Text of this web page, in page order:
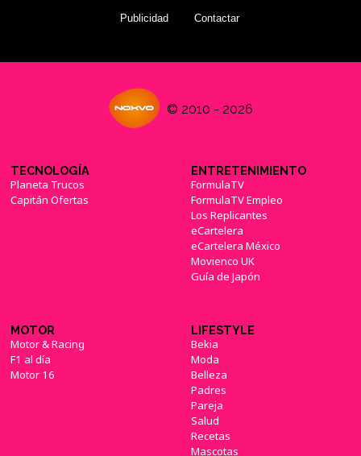
Publicidad Contactar
© 2010 - 2026
TECNOLOGÍA
Planeta Trucos
Capitán Ofertas
ENTRETENIMIENTO
FormulaTV
FormulaTV Empleo
Los Replicantes
eCartelera
eCartelera México
Movienco UK
Guía de Japón
MOTOR
Motor & Racing
F1 al día
Motor 16
LIFESTYLE
Bekia
Moda
Belleza
Padres
Pareja
Salud
Recetas
Mascotas